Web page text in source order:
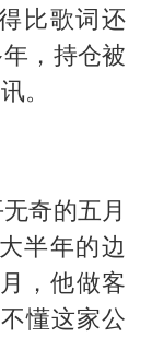
比歌词还
，持仓被
。
奇的五月
半年的边
，他做客
懂这家公